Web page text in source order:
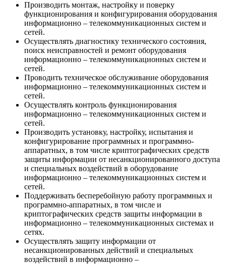
Производить монтаж, настройку и поверку
функционирования и конфигурирования оборудования
информационно – телекоммуникационных систем и
сетей.
Осуществлять диагностику технического состояния,
поиск неисправностей и ремонт оборудования
информационно – телекоммуникационных систем и
сетей.
Проводить техническое обслуживание оборудования
информационно – телекоммуникационных систем и
сетей.
Осуществлять контроль функционирования
информационно – телекоммуникационных систем и
сетей.
Производить установку, настройку, испытания и
конфигурирование программных и программно-
аппаратных, в том числе криптографических средств
защиты информации от несанкционированного доступа
и специальных воздействий в оборудование
информационно – телекоммуникационных систем и
сетей.
Поддерживать бесперебойную работу программных и
программно-аппаратных, в том числе и
криптографических средств защиты информации в
информационно – телекоммуникационных системах и
сетях.
Осуществлять защиту информации от
несанкционированных действий и специальных
воздействий в информационно –